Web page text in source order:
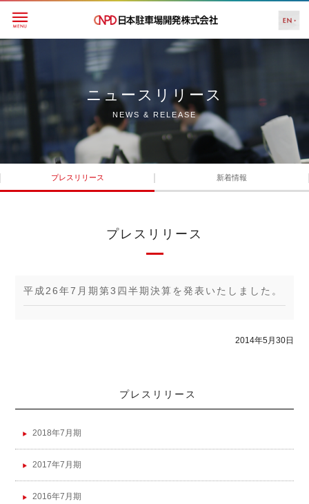
ニュースリリース
NEWS & RELEASE
プレスリリース 新着情報
プレスリリース
平成26年7月期第3四半期決算を発表いたしました。
2014年5月30日
プレスリリース
2018年7月期
2017年7月期
2016年7月期